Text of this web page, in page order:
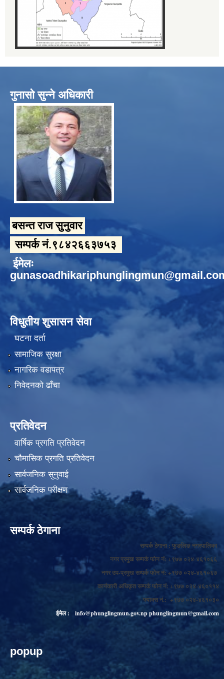
गुनासो सुन्ने अधिकारी
बसन्त राज सुनुवार
सम्पर्क नं.९८४२६६३७५३
ईमेलः
विधुतीय शुसासन सेवा
घटना दर्ता
सामाजिक सुरक्षा
नागरिक वडापत्र
निवेदनको ढाँचा
प्रतिवेदन
वार्षिक प्रगति प्रतिवेदन
चौमासिक प्रगति प्रतिवेदन
सार्वजनिक सुनुवाई
सार्वजनिक परीक्षण
सम्पर्क ठेगाना
सम्पर्क ठेगाना : फुङलिङ नगरपालिका
नगर प्रमुख सम्पर्क फोन नं: +९७७ ०२४-४६१०६६
नगर उप-प्रमुख सम्पर्क फोन नं: +९७७ ०२४-४६१०६७
कार्यकारी अधिकृत सम्पर्क फोन नं: +९७७ ०२४-४६०११४
फ्याक्स नं.: +९७७ ०२४-४६१०३०
ईमेल :
info@phunglingmun.gov.npphunglingmun@gmail.com
popup